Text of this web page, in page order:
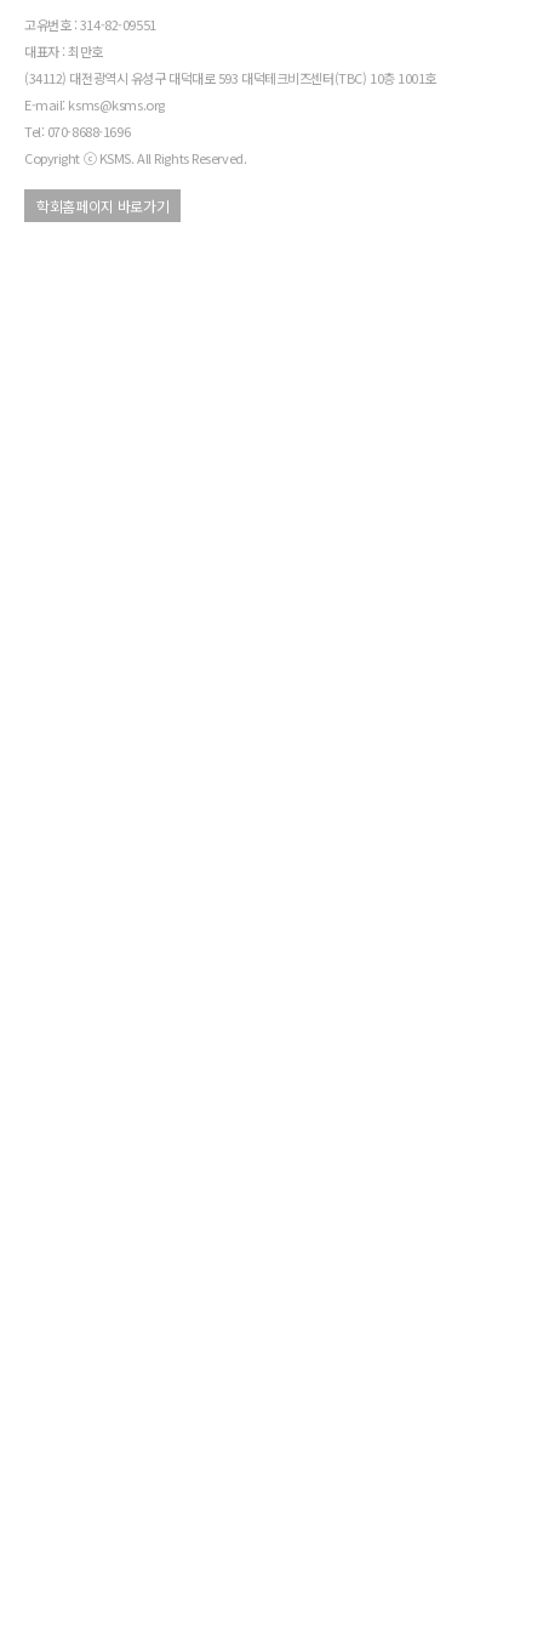
고유번호 : 314-82-09551
대표자 : 최만호
(34112) 대전광역시 유성구 대덕대로 593 대덕테크비즈센터(TBC) 10층 1001호
E-mail: ksms@ksms.org
Tel: 070-8688-1696
Copyright ⓒ KSMS. All Rights Reserved.
학회홈페이지 바로가기